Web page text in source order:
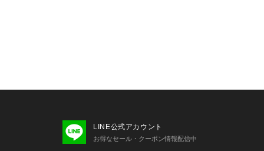
LINE公式アカウント
お得なセール・クーポン情報配信中